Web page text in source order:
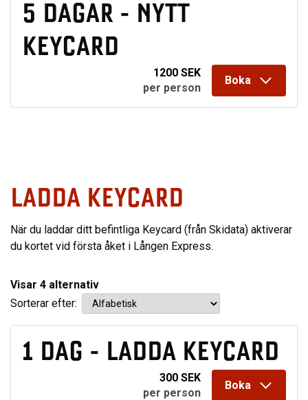
5 DAGAR - NYTT
KEYCARD
1200 SEK
per person
Boka
LADDA KEYCARD
När du laddar ditt befintliga Keycard (från Skidata) aktiverar
du kortet vid första åket i Lången Express.
Visar 4 alternativ
Sorterar efter:
1 DAG - LADDA KEYCARD
300 SEK
per person
Boka